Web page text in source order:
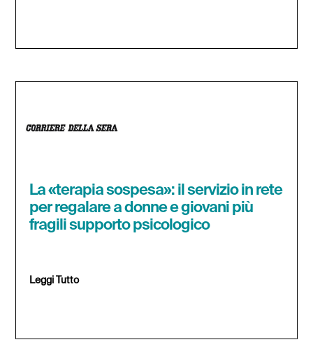
La «terapia sospesa»: il servizio in rete
per regalare a donne e giovani più
fragili supporto psicologico
Leggi Tutto